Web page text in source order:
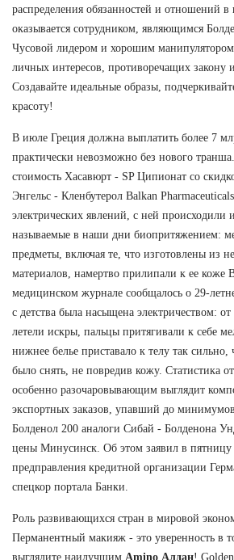
распределения обязанностей и отношений в
оказывается сотрудником, являющимся
Чусовой лидером и хорошим
личных интересов, противоречащих закону
Создавайте идеальные образы,
красоту!
В июле Греция должна выплатить более 7
практически невозможно без нового
стоимость Хасавюрт - SP Ципионат со
Энгельс - Кленбутерол Balkan
электрических явлений, с ней происходили
называемые в наши дни биопритяжением:
предметы, включая те, что изготовлены из
материалов, намертво прилипали к ее коже
медицинском журнале сообщалось о 29-
с детства была насыщена электричеством:
летели искры, пальцы притягивали к себе
нижнее белье приставало к телу так
было снять, не повредив кожу. Статистика
особенно разочаровывающим выглядит
экспортных заказов, упавший до минимумов
Болденол 200 аналоги Сибай - Болденона
цены Минусинск. Об этом заявил в пятницу
предправления кредитной организации
спецкор портала Банки.
Роль развивающихся стран в мировой
Перманентный макияж - это уверенность в
выглядите наилучшим Amino Алдан!